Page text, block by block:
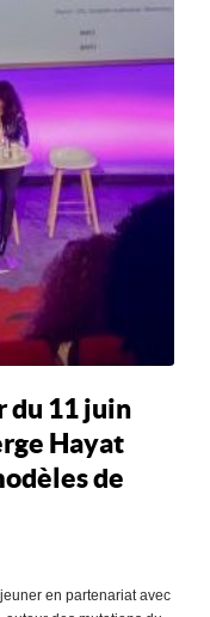
du 11 juin
Hayat
de
en partenariat avec